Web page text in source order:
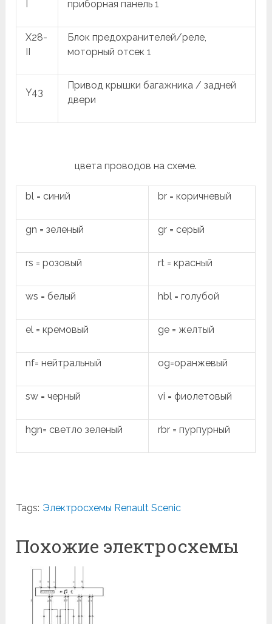
приборная панель 1
X28-
Блок предохранителей/реле,
моторный отсек 1
Y43
Привод крышки багажника / задней
двери
цвета проводов на схеме.
bl = синий br = коричневый
gn = зеленый gr = серый
rs = розовый rt = красный
ws = белый hbl = голубой
el = кремовый ge = желтый
nf= нейтральный og=оранжевый
sw = черный vi = фиолетовый
hgn= светло зеленый rbr = пурпурный
Tags: Электросхемы Renault Scenic
Похожие электросхемы